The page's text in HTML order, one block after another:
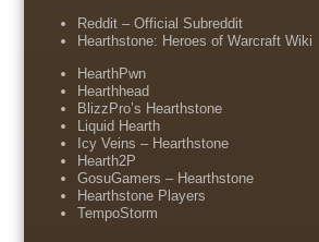
Reddit – Official Subreddit
Hearthstone: Heroes of Warcraft Wiki
HearthPwn
Hearthhead
BlizzPro’s Hearthstone
Liquid Hearth
Icy Veins – Hearthstone
Hearth2P
GosuGamers – Hearthstone
Hearthstone Players
TempoStorm